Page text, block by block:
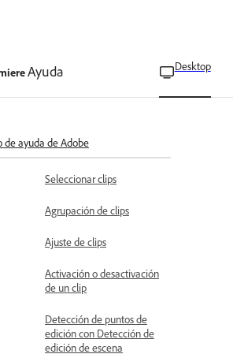
Ayuda Desktop
de ayuda de Adobe
evitar los cambios
Simplificar una secuencia
secuencia
Seleccionar clips
Agrupación de clips
Ajuste de clips
Activación o desactivación
de un clip
Detección de puntos de
edición con Detección de
edición de escena